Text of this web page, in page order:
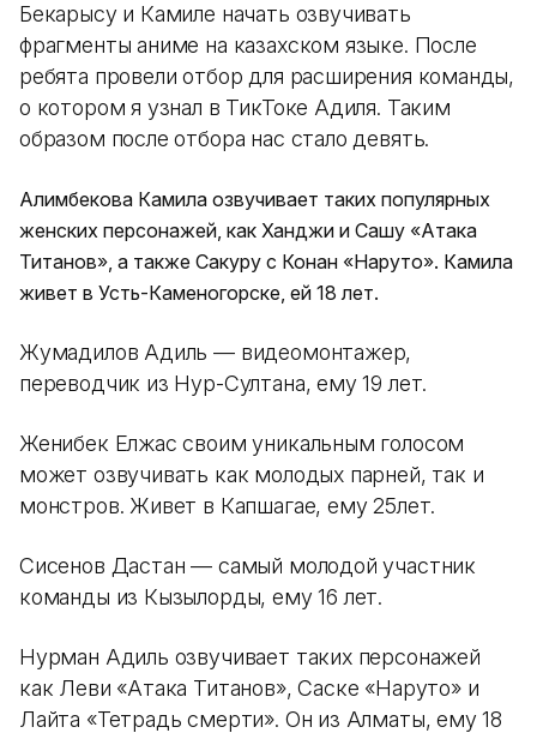
Бекарысу и Камиле начать озвучивать
фрагменты аниме на казахском языке. После
ребята провели отбор для расширения команды,
о котором я узнал в ТикТоке Адиля. Таким
образом после отбора нас стало девять.
Алимбекова Камила озвучивает таких популярных
женских персонажей, как Ханджи и Сашу «Атака
Титанов», а также Сакуру с Конан «Наруто». Камила
живет в Усть-Каменогорске, ей 18 лет.
Жумадилов Адиль — видеомонтажер,
переводчик из Нур-Султана, ему 19 лет.
Женибек Елжас своим уникальным голосом
может озвучивать как молодых парней, так и
монстров. Живет в Капшагае, ему 25лет.
Сисенов Дастан — самый молодой участник
команды из Кызылорды, ему 16 лет.
Нурман Адиль озвучивает таких персонажей
как Леви «Атака Титанов», Саске «Наруто» и
Лайта «Тетрадь смерти». Он из Алматы, ему 18